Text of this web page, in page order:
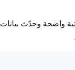
واضحة وحدّث بيانات